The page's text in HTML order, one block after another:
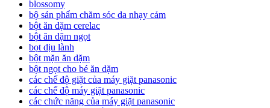
blossomy
bộ sản phẩm chăm sóc da nhạy cảm
bột ăn dặm cerelac
bột ăn dặm ngọt
bọt dịu lành
bột mặn ăn dặm
bột ngọt cho bé ăn dặm
các chế độ giặt của máy giặt panasonic
các chế độ máy giặt panasonic
các chức năng của máy giặt panasonic